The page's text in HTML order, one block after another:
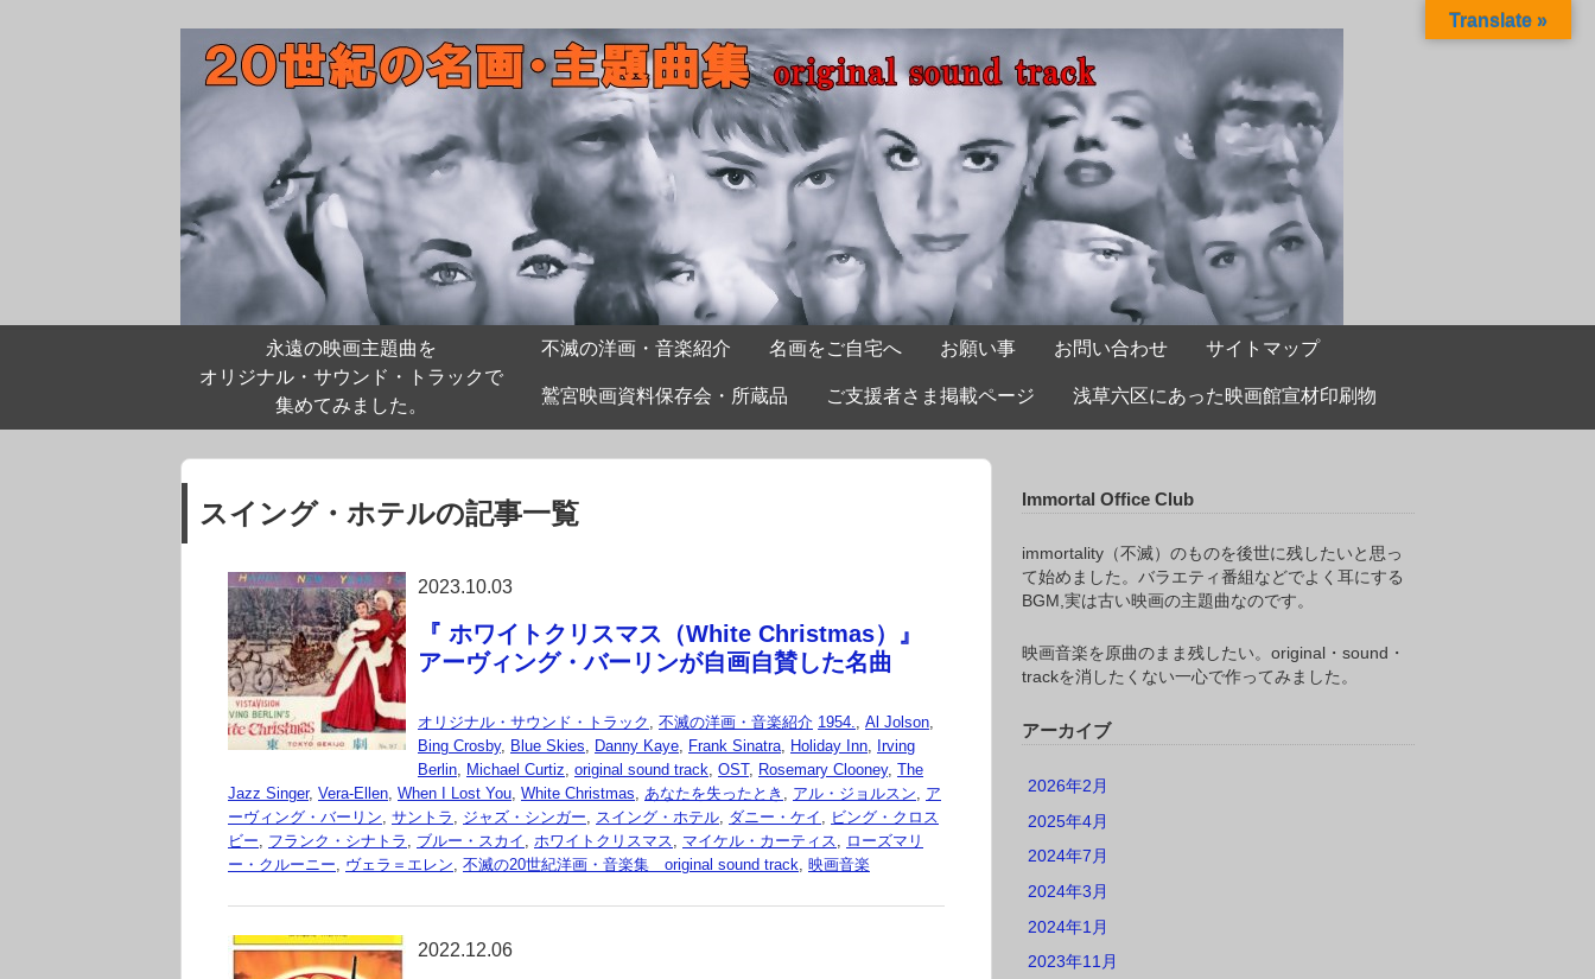
永遠の映画主題曲を
オリジナル・サウンド・トラックで
集めてみました。
不滅の洋画・音楽紹介 名画をご自宅へ お願い事 お問い合わせ サイトマップ
鷲宮映画資料保存会・所蔵品 ご支援者さま掲載ページ 浅草六区にあった映画館宣材印刷物
スイング・ホテルの記事一覧
2023.10.03
『 ホワイトクリスマス（White Christmas）』
アーヴィング・バーリンが自画自賛した名曲
オリジナル・サウンド・トラック , 不滅の洋画・音楽紹介 1954., Al Jolson,
Bing Crosby, Blue Skies, Danny Kaye, Frank Sinatra, Holiday Inn, Irving
Berlin, Michael Curtiz, original sound track, OST, Rosemary Clooney, The
Jazz Singer, Vera-Ellen, When I Lost You, White Christmas, あなたを失ったとき , アル・ジョルスン, ア
ーヴィング・バーリン, サントラ , ジャズ・シンガー, スイング・ホテル, ダニー・ケイ , ビング・クロス
ビー, フランク・シナトラ , ブルー・スカイ , ホワイトクリスマス, マイケル・カーティス, ローズマリ
ー・クルーニー, ヴェラ＝エレン, 不滅の20世紀洋画・音楽集 original sound track, 映画音楽
2022.12.06
Immortal Office Club
immortality（不滅）のものを後世に残したいと思っ
て始めました。バラエティ番組などでよく耳にする
BGM,実は古い映画の主題曲なのです。
映画音楽を原曲のまま残したい。original・sound・
trackを消したくない一心で作ってみました。
アーカイブ
2026年2月
2025年4月
2024年7月
2024年3月
2024年1月
2023年11月
Translate »